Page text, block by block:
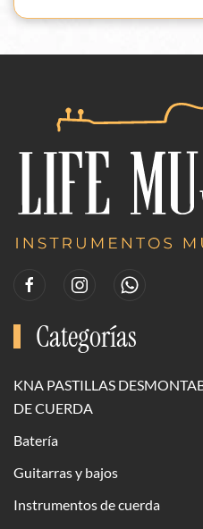
Categorías
KNA PASTILLAS
DE CUERDA
Batería
Guitarras y bajos
Instrumentos de cuerda